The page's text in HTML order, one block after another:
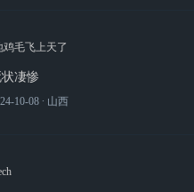
鸡毛飞上天了
凄惨
10-08 ∙ 山西